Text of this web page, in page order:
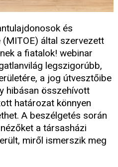
és
által szervezett
a fiatalok! webinar
legszigorúbb,
a jog útvesztőibe
hibásan összehívott
határozat könnyen
A beszélgetés során
a társasházi
miről ismerszik meg